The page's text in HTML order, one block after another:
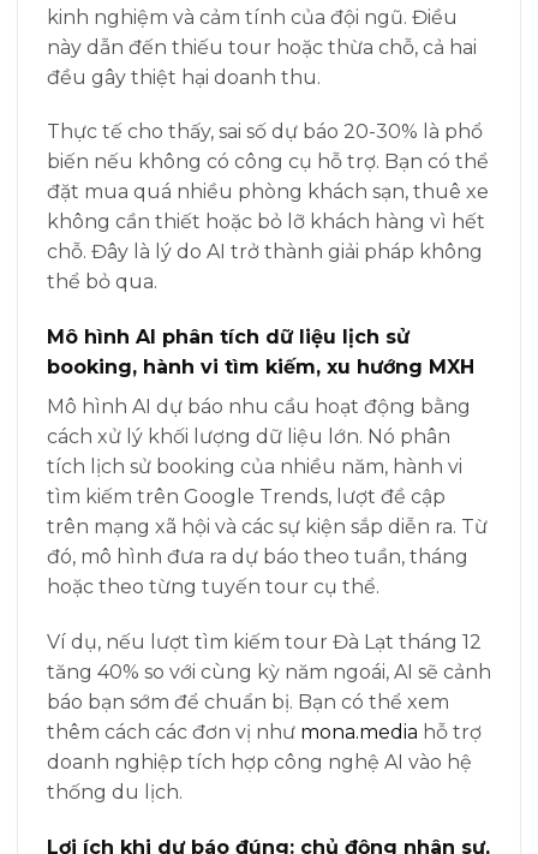
kinh nghiệm và cảm tính của đội ngũ. Điều
này dẫn đến thiếu tour hoặc thừa chỗ, cả hai
đều gây thiệt hại doanh thu.
Thực tế cho thấy, sai số dự báo 20-30% là phổ
biến nếu không có công cụ hỗ trợ. Bạn có thể
đặt mua quá nhiều phòng khách sạn, thuê xe
không cần thiết hoặc bỏ lỡ khách hàng vì hết
chỗ. Đây là lý do AI trở thành giải pháp không
thể bỏ qua.
Mô hình AI phân tích dữ liệu lịch sử
booking, hành vi tìm kiếm, xu hướng MXH
Mô hình AI dự báo nhu cầu hoạt động bằng
cách xử lý khối lượng dữ liệu lớn. Nó phân
tích lịch sử booking của nhiều năm, hành vi
tìm kiếm trên Google Trends, lượt đề cập
trên mạng xã hội và các sự kiện sắp diễn ra. Từ
đó, mô hình đưa ra dự báo theo tuần, tháng
hoặc theo từng tuyến tour cụ thể.
Ví dụ, nếu lượt tìm kiếm tour Đà Lạt tháng 12
tăng 40% so với cùng kỳ năm ngoái, AI sẽ cảnh
báo bạn sớm để chuẩn bị. Bạn có thể xem
thêm cách các đơn vị như mona.media hỗ trợ
doanh nghiệp tích hợp công nghệ AI vào hệ
thống du lịch.
Lợi ích khi dự báo đúng: chủ động nhân sự,